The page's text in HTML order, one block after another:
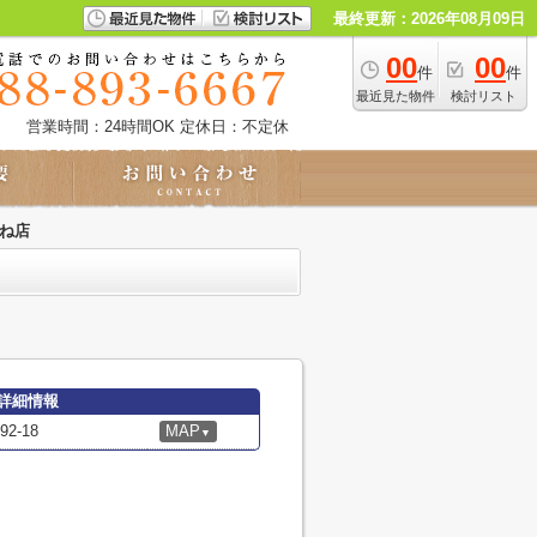
最終更新：2026年08月09日
00件
最近見た物件
00件
検討リスト
営業時間：24時間OK 定休日：不定休
店
細情報
18
MAP ▼